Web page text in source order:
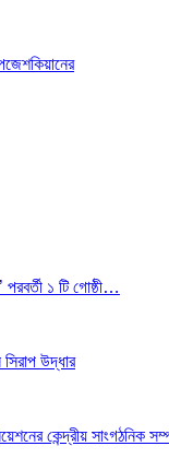
১ টি গোষ্ঠী…
উদ্ধার
কেন্দ্রীয় সাংগঠনিক